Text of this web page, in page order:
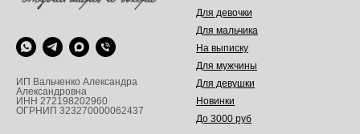
ИП Вальченко Александра
Александровна
ИНН 272198202960
ОГРНИП 323270000062437
Для девочки
Для мальчика
На выписку
Для мужчины
Для девушки
Новинки
До 3000 руб